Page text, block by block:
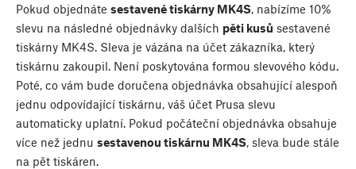
Pokud objednáte sestavené tiskárny MK4S, nabízíme 10%
slevu na následné objednávky dalších pěti kusů sestavené
tiskárny MK4S. Sleva je vázána na účet zákazníka, který
tiskárnu zakoupil. Není poskytována formou slevového kódu.
Poté, co vám bude doručena objednávka obsahující alespoň
jednu odpovídající tiskárnu, váš účet Prusa slevu
automaticky uplatní. Pokud počáteční objednávka obsahuje
více než jednu sestavenou tiskárnu MK4S, sleva bude stále
na pět tiskáren.